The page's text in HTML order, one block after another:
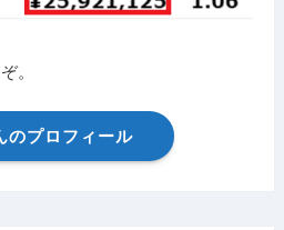
。
のプロフィール